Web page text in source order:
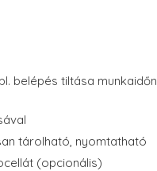
belépés tiltása munkaidőn
tárolható, nyomtatható
(opcionális)